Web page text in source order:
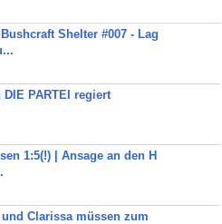
Shelter #007 - Lag
PARTEI regiert
1:5(!) | Ansage an den H
Clarissa müssen zum